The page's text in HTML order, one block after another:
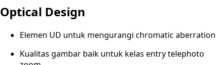
Optical Design
Elemen UD untuk mengurangi chromatic aberration
Kualitas gambar baik untuk kelas entry telephoto